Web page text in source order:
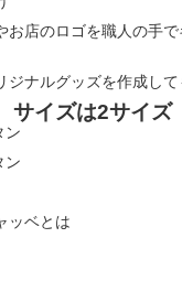
サイズは2サイズ